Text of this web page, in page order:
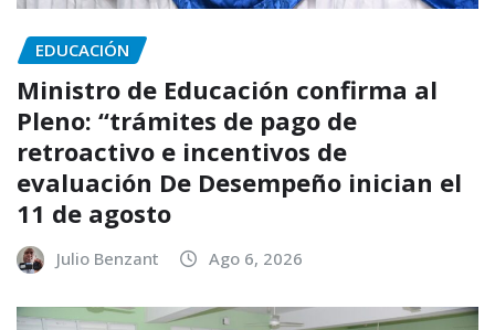
EDUCACIÓN
Ministro de Educación confirma al
Pleno: “trámites de pago de
retroactivo e incentivos de
evaluación De Desempeño inician el
11 de agosto
Julio Benzant Ago 6, 2026